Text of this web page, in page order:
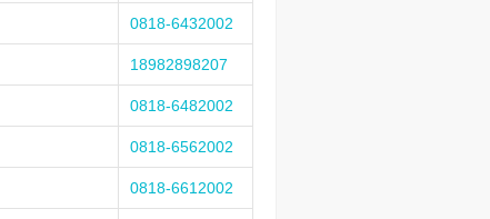
0818-6432002
18982898207
0818-6482002
0818-6562002
0818-6612002